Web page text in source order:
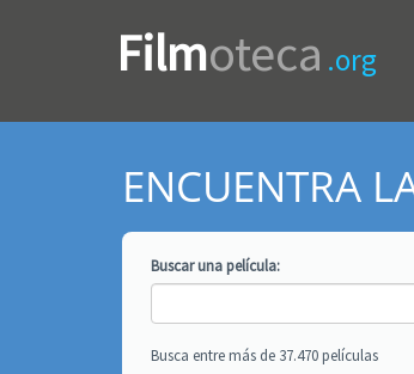
Filmoteca .org
ENCUENTRA
Buscar unapelícula:
Busca entre más de 37.470 películas